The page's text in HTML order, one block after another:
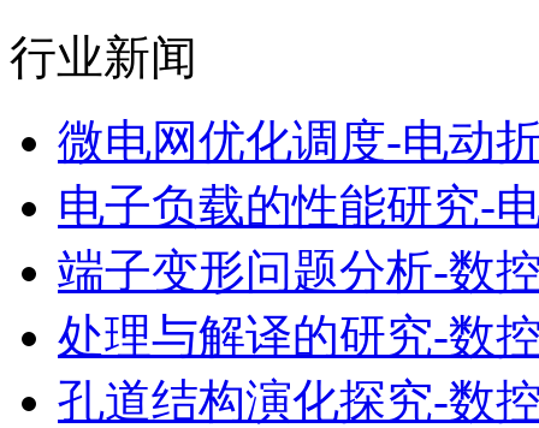
行业新闻
微电网优化调度-电动
电子负载的性能研究-
端子变形问题分析-数
处理与解译的研究-数
孔道结构演化探究-数